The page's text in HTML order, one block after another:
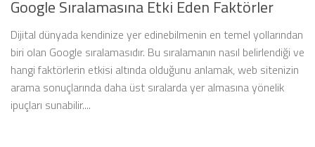
Google Sıralamasına Etki Eden Faktörler
Dijital dünyada kendinize yer edinebilmenin en temel yollarından
biri olan Google sıralamasıdır. Bu sıralamanın nasıl belirlendiği ve
hangi faktörlerin etkisi altında olduğunu anlamak, web sitenizin
arama sonuçlarında daha üst sıralarda yer almasına yönelik
ipuçları sunabilir....